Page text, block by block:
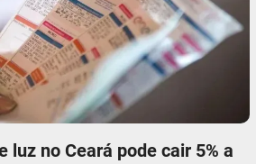
luz no Ceará pode cair 5% a